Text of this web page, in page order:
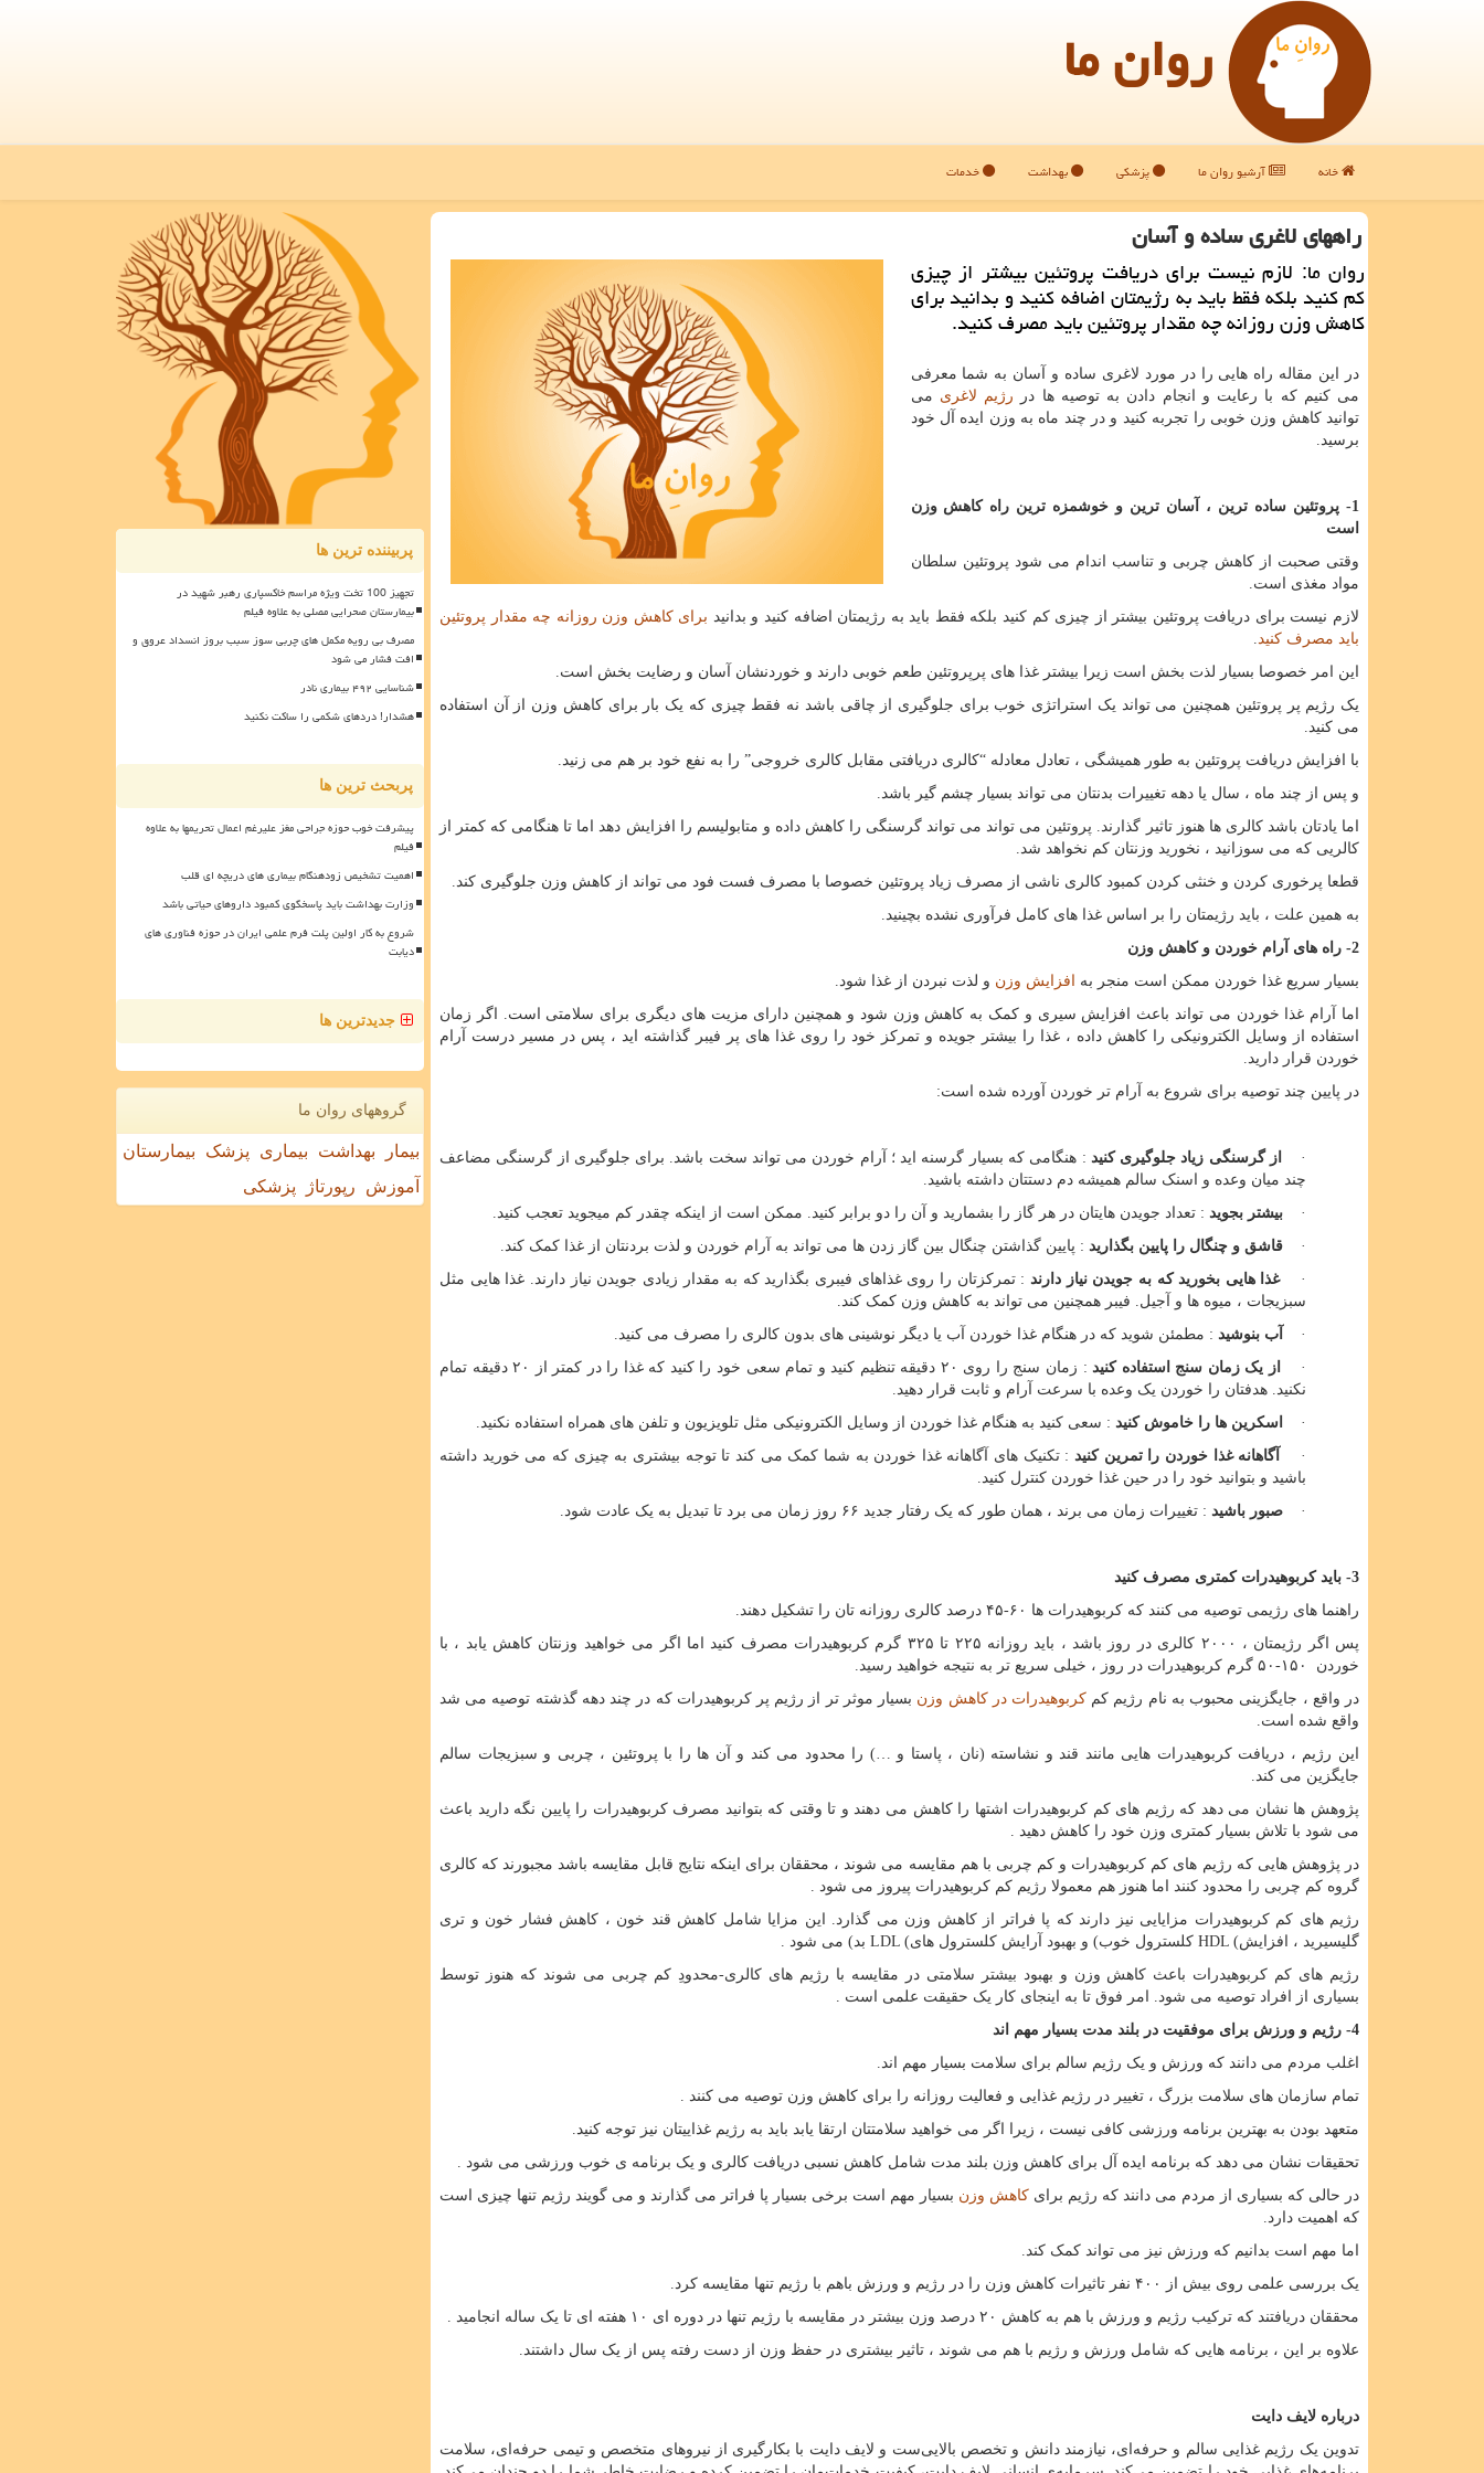
روان ما
خانه آرشیو روان ما پزشکی بهداشت خدمات
راههای لاغری ساده و آسان
روان ما: لازم نیست برای دریافت پروتئین بیشتر از چیزی
كم كنید بلكه فقط باید به رژیمتان اضافه كنید و بدانید برای
كاهش وزن روزانه چه مقدار پروتئین باید مصرف كنید.
در این مقاله راه هایی را در مورد لاغری ساده و آسان به شما معرفی
می کنیم که با رعایت و انجام دادن به توصیه ها در رژیم لاغری می
توانید کاهش وزن خوبی را تجربه کنید و در چند ماه به وزن ایده آل خود
برسید.
1- پروتئین ساده ترین ، آسان ترین و خوشمزه ترین راه کاهش وزن
است
وقتی صحبت از کاهش چربی و تناسب اندام می شود پروتئین سلطان
مواد مغذی است.
لازم نیست برای دریافت پروتئین بیشتر از چیزی کم کنید بلکه فقط باید به رژیمتان اضافه کنید و بدانید برای کاهش وزن روزانه چه مقدار پروتئین
باید مصرف کنید.
این امر خصوصا بسیار لذت بخش است زیرا بیشتر غذا های پرپروتئین طعم خوبی دارند و خوردنشان آسان و رضایت بخش است.
یک رژیم پر پروتئین همچنین می تواند یک استراتژی خوب برای جلوگیری از چاقی باشد نه فقط چیزی که یک بار برای کاهش وزن از آن استفاده
می کنید.
با افزایش دریافت پروتئین به طور همیشگی ، تعادل معادله “کالری دریافتی مقابل کالری خروجی” را به نفع خود بر هم می زنید.
و پس از چند ماه ، سال یا دهه تغییرات بدنتان می تواند بسیار چشم گیر باشد.
اما یادتان باشد کالری ها هنوز تاثیر گذارند. پروتئین می تواند می تواند گرسنگی را کاهش داده و متابولیسم را افزایش دهد اما تا هنگامی که کمتر از
کالریی که می سوزانید ، نخورید وزنتان کم نخواهد شد.
قطعا پرخوری کردن و خنثی کردن کمبود کالری ناشی از مصرف زیاد پروتئین خصوصا با مصرف فست فود می تواند از کاهش وزن جلوگیری کند.
به همین علت ، باید رژیمتان را بر اساس غذا های کامل فرآوری نشده بچینید.
2- راه های آرام خوردن و کاهش وزن
بسیار سریع غذا خوردن ممکن است منجر به
افزایش وزن و لذت نبردن از غذا شود.
اما آرام غذا خوردن می تواند باعث افزایش سیری و کمک به کاهش وزن شود و همچنین دارای مزیت های دیگری برای سلامتی است. اگر زمان
استفاده از وسایل الکترونیکی را کاهش داده ، غذا را بیشتر جویده و تمرکز خود را روی غذا های پر فیبر گذاشته اید ، پس در مسیر درست آرام
خوردن قرار دارید.
در پایین چند توصیه برای شروع به آرام تر خوردن آورده شده است:
· از گرسنگی زیاد جلوگیری کنید : هنگامی که بسیار گرسنه اید ؛ آرام خوردن می تواند سخت باشد. برای جلوگیری از گرسنگی مضاعف
چند میان وعده و اسنک سالم همیشه دم دستتان داشته باشید.
· بیشتر بجوید : تعداد جویدن هایتان در هر گاز را بشمارید و آن را دو برابر کنید. ممکن است از اینکه چقدر کم میجوید تعجب کنید.
· قاشق و چنگال را پایین بگذارید : پایین گذاشتن چنگال بین گاز زدن ها می تواند به آرام خوردن و لذت بردنتان از غذا کمک کند.
·غذا هایی بخورید که به جویدن نیاز دارند : تمرکزتان را روی غذاهای فیبری بگذارید که به مقدار زیادی جویدن نیاز دارند. غذا هایی مثل
سبزیجات ، میوه ها و آجیل. فیبر همچنین می تواند به کاهش وزن کمک کند.
·
آب بنوشید : مطمئن شوید که در هنگام غذا خوردن آب یا دیگر نوشینی های بدون کالری را مصرف می کنید.
·
از یک زمان سنج استفاده کنید
: زمان سنج را روی ۲۰ دقیقه تنظیم کنید و تمام سعی خود را کنید که غذا را در کمتر از ۲۰ دقیقه تمام
نکنید. هدفتان را خوردن یک وعده با سرعت آرام و ثابت قرار دهید.
·
اسکرین ها را خاموش کنید : سعی کنید به هنگام غذا خوردن از وسایل الکترونیکی مثل تلویزیون و تلفن های همراه استفاده نکنید.
·
آگاهانه غذا خوردن را تمرین کنید: تکنیک های آگاهانه غذا خوردن به شما کمک می کند تا توجه بیشتری به چیزی که می خورید داشته
باشید و بتوانید خود را در حین غذا خوردن کنترل کنید.
· صبور باشید : تغییرات زمان می برند ، همان طور که یک رفتار جدید ۶۶ روز زمان می برد تا تبدیل به یک عادت شود.
3- باید کربوهیدرات کمتری مصرف کنید
راهنما های رژیمی توصیه می کنند که کربوهیدرات ها ۶۰-۴۵ درصد کالری روزانه تان را تشکیل دهند.
پس اگر رژیمتان ، ۲۰۰۰ کالری در روز باشد ، باید روزانه ۲۲۵ تا ۳۲۵ گرم کربوهیدرات مصرف کنید اما اگر می خواهید وزنتان کاهش یابد ، با
خوردن ۱۵۰-۵۰ گرم کربوهیدرات در روز ، خیلی سریع تر به نتیجه خواهید رسید.
در واقع ، جایگزینی محبوب به نام رژیم کم کربوهیدرات در کاهش وزن بسیار موثر تر از رژیم پر کربوهیدرات که در چند دهه گذشته توصیه می شد
واقع شده است.
این رژیم ، دریافت کربوهیدرات هایی مانند قند و نشاسته (نان ، پاستا و …) را محدود می کند و آن ها را با پروتئین ، چربی و سبزیجات سالم
جایگزین می کند.
پژوهش ها نشان می دهد که رژیم های کم کربوهیدرات اشتها را کاهش می دهند و تا وقتی که بتوانید مصرف کربوهیدرات را پایین نگه دارید باعث
می شود با تلاش بسیار کمتری وزن خود را کاهش دهید .
در پژوهش هایی که رژیم های کم کربوهیدرات و کم چربی با هم مقایسه می شوند ، محققان برای اینکه نتایج قابل مقایسه باشد مجبورند که کالری
گروه کم چربی را محدود کنند اما هنوز هم معمولا رژیم کم کربوهیدرات پیروز می شود .
رژیم های کم کربوهیدرات مزایایی نیز دارند که پا فراتر از کاهش وزن می گذارد. این مزایا شامل کاهش قند خون ، کاهش فشار خون و تری
گلیسیرید ، افزایشHDL ( کلسترول خوب) و بهبود آرایش کلسترول هایLDL ( بد) می شود .
رژیم های کم کربوهیدرات باعث کاهش وزن و بهبود بیشتر سلامتی در مقایسه با رژیم های کالری-محدودِ کم چربی می شوند که هنوز توسط
بسیاری از افراد توصیه می شود. امر فوق تا به اینجای کار یک حقیقت علمی است .
4- رژیم و ورزش برای موفقیت در بلند مدت بسیار مهم اند
اغلب مردم می دانند که ورزش و یک رژیم سالم برای سلامت بسیار مهم اند.
تمام سازمان های سلامت بزرگ ، تغییر در رژیم غذایی و فعالیت روزانه را برای کاهش وزن توصیه می کنند .
متعهد بودن به بهترین برنامه ورزشی کافی نیست ، زیرا اگر می خواهید سلامتتان ارتقا یابد باید به رژیم غذاییتان نیز توجه کنید.
تحقیقات نشان می دهد که برنامه ایده آل برای کاهش وزن بلند مدت شامل کاهش نسبی دریافت کالری و یک برنامه ی خوب ورزشی می شود .
در حالی که بسیاری از مردم می دانند که رژیم برای کاهش وزن بسیار مهم است برخی بسیار پا فراتر می گذارند و می گویند رژیم تنها چیزی است
که اهمیت دارد.
اما مهم است بدانیم که ورزش نیز می تواند کمک کند.
یک بررسی علمی روی بیش از ۴۰۰ نفر تاثیرات کاهش وزن را در رژیم و ورزش باهم با رژیم تنها مقایسه کرد.
محققان دریافتند که ترکیب رژیم و ورزش با هم به کاهش ۲۰ درصد وزن بیشتر در مقایسه با رژیم تنها در دوره ای ۱۰ هفته ای تا یک ساله انجامید .
علاوه بر این ، برنامه هایی که شامل ورزش و رژیم با هم می شوند ، تاثیر بیشتری در حفظ وزن از دست رفته پس از یک سال داشتند.
درباره لایف دایت
تدوین یک رژیم غذایی سالم و حرفه‌ای، نیازمند دانش و تخصص بالایی‌ست و لایف دایت با بکارگیری از نیروهای متخصص و تیمی حرفه‌ای، سلامت
پربیننده ترین ها
تجهیز 100 تخت ویژه مراسم خاکسپاری رهبر شهید در
بیمارستان صحرایی مصلی به علاوه فیلم
مصرف بی رویه مکمل های چربی سوز سبب بروز انسداد عروق و
افت فشار می شود
شناسایی ۴۹۲ بیماری نادر
هشدار! دردهای شکمی را ساکت نکنید
پربحث ترین ها
پیشرفت خوب حوزه جراحی مغز علیرغم اعمال تحریمها به علاوه
فیلم
اهمیت تشخیص زودهنگام بیماری های دریچه ای قلب
وزارت بهداشت باید پاسخگوی کمبود داروهای حیاتی باشد
شروع به کار اولین پلت فرم علمی ایران در حوزه فناوری های
دیابت
جدیدترین ها
گروههای روان ما
بیمار بهداشت بیماری پزشک
بیمارستان
آموزش
رپورتاژ پزشکی